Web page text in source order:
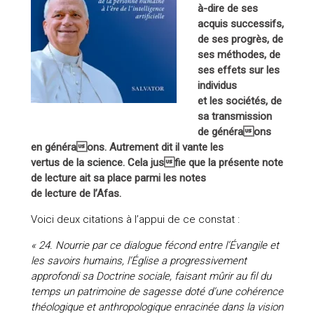
à-dire de ses
acquis successifs,
de ses progrès, de
ses méthodes, de
ses effets sur les
individus
et les sociétés, de
sa transmission
de généraons
en généraons. Autrement dit il vante les
vertus de la science. Cela jusfie que la présente note
de lecture ait sa place parmi les notes
de lecture de l’Afas.
Voici deux citations à l’appui de ce constat :
« 24. Nourrie par ce dialogue fécond entre l’Évangile et
les savoirs humains, l’Église a progressivement
approfondi sa Doctrine sociale, faisant mûrir au fil du
temps un patrimoine de sagesse doté d’une cohérence
théologique et anthropologique enracinée dans la vision